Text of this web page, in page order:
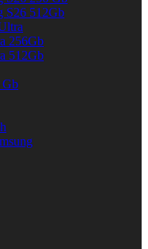
S26 512Gb
256Gb
512Gb
Gb